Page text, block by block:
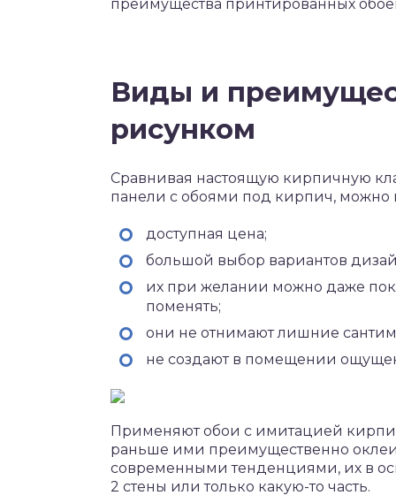
преимущества принтированных
Виды и
рисунком
Сравнивая настоящую кирпичную
панели с обоями под кирпич,
доступная цена;
большой выбор вариантов
их при желании можно даже
поменять;
они не отнимают лишние
не создают в помещении
Применяют обои с имитацией
раньше ими преимущественно
современными тенденциями, их в
2 стены или только какую-то часть.